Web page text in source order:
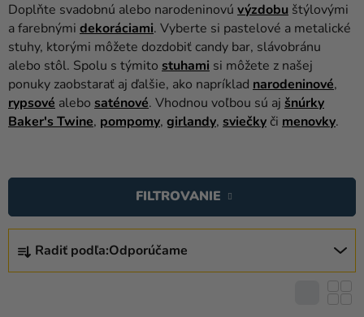
Párty
Výzdoba
a
doplnky
Karnevalové
Novinky
Doplňte svadobnú alebo narodeninovú výzdobu štýlovými
a farebnými dekoráciami. Vyberte si pastelové a metalické
stuhy, ktorými môžete dozdobiť candy bar, slávobránu
alebo stôl. Spolu s týmito stuhami si môžete z našej
ponuky zaobstarať aj ďalšie, ako napríklad narodeninové,
rypsové alebo saténové. Vhodnou voľbou sú aj šnúrky
Baker's Twine, pompomy, girlandy, sviečky či menovky.
A
D
Radiť podľa:Odporúčame
FILTROVANIE
Ý
P
I
S
P